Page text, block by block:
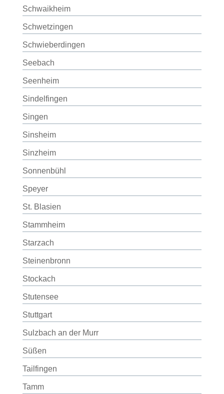
Schwaikheim
Schwetzingen
Schwieberdingen
Seebach
Seenheim
Sindelfingen
Singen
Sinsheim
Sinzheim
Sonnenbühl
Speyer
St. Blasien
Stammheim
Starzach
Steinenbronn
Stockach
Stutensee
Stuttgart
Sulzbach an der Murr
Süßen
Tailfingen
Tamm